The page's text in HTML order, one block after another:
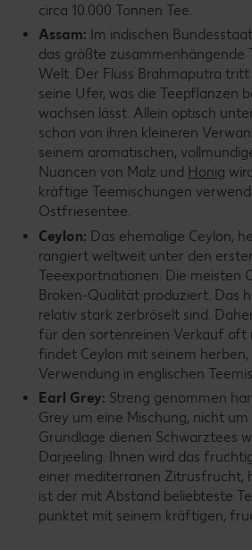
circa 10.000 Tonnen Tee.
Assam: Im indischen
das größte zusammenhängende
Welt. Der Fluss Brahmaputra
seine Ufer, was die Teepflanzen
wachsen lässt. Allein optisch
schon von ihren kleineren
seinem aromatischen,
Nuancen von Malz und Honig
kräftige Teemischungen
Ostfriesentee.
Ceylon: Das ehemalige Ceylon,
rangiert weltweit unter den
Teeexportnationen. Die meisten
Broken-Qualität produziert. Das
relativ stark zerbröselt sind.
für den sortenreinen Verkauf oft
findet Ceylon mit seinem
Verwendung in englischen
Earl Grey: Streng genommen
Grey um eine Mischung, nicht
Grundlage dienen Schwarztees
Darjeeling. Ihnen wird das
einer mediterranen Zitrusfrucht,
ist der mit Abstand beliebteste
punktet mit seinem kräftigen,